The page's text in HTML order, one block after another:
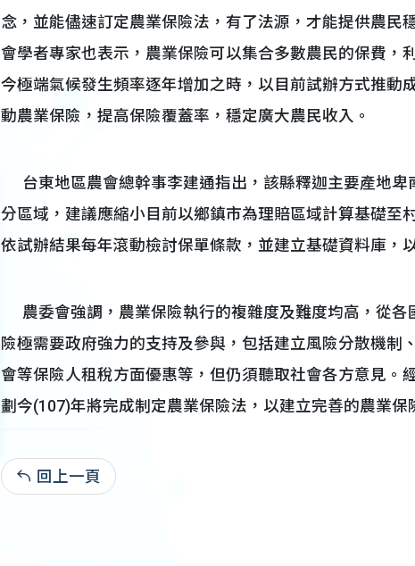
念，並能儘速訂定農業保險法，有了法源，才能提供農民
會學者專家也表示，農業保險可以集合多數農民的保費，
今極端氣候發生頻率逐年增加之時，以目前試辦方式推動
動農業保險，提高保險覆蓋率，穩定廣大農民收入。
台東地區農會總幹事李建通指出，該縣釋迦主要產地卑
分區域，建議應縮小目前以鄉鎮市為理賠區域計算基礎至
依試辦結果每年滾動檢討保單條款，並建立基礎資料庫，
農委會強調，農業保險執行的複雜度及難度均高，從各
險極需要政府強力的支持及參與，包括建立風險分散機制
會等保險人租稅方面優惠等，但仍須聽取社會各方意見。
劃今(107)年將完成制定農業保險法，以建立完善的農業保
回上一頁